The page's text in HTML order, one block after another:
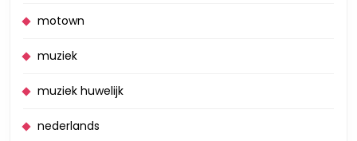
motown
muziek
muziek huwelijk
nederlands